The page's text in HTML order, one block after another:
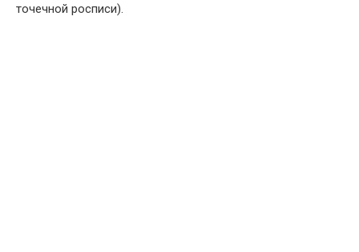
точечной росписи).